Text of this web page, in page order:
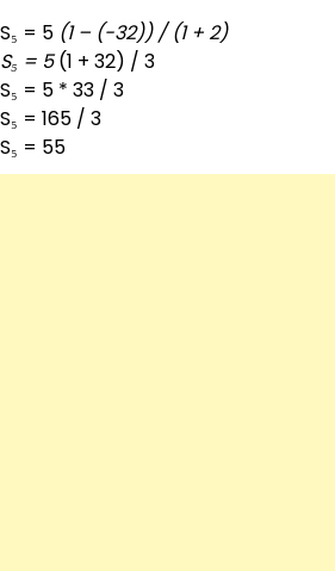
S₅ = 5 (1 – (-32)) / (1 + 2)
S₅ = 5(1 + 32) / 3
S₅ = 5 * 33 / 3
S₅ = 165 / 3
S₅ = 55